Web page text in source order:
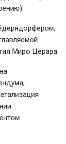
Миро Церара.